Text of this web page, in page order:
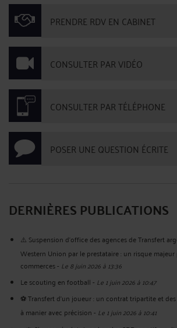
PRENDRE RDV EN CABINET
CONSULTER PAR VIDÉO
CONSULTER PAR TÉLÉPHONE
POSER UNE QUESTION ÉCRITE
DERNIÈRES PUBLICATIONS
⚠️ Suspension d’office des agences de Transfert
Western Union par le prestataire : un risque
commerces- Le 8 juin 2026 à 13:36
Le scouting en football- Le 1 juin 2026 à 10:47
⚽️ Transfert d’un joueur : un contrat tripartite et
à manier avec précision- Le 1 juin 2026 à 10:41